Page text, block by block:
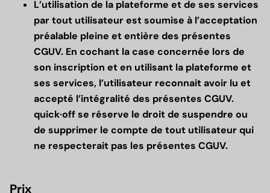
L’utilisation de la plateforme et de ses services
par tout utilisateur est soumise à l’acceptation
préalable pleine et entière des présentes
CGUV. En cochant la case concernée lors de
son inscription et en utilisant la plateforme et
ses services, l’utilisateur reconnait avoir lu et
accepté l’intégralité des présentes CGUV.
quick·off se réserve le droit de suspendre ou
de supprimer le compte de tout utilisateur qui
ne respecterait pas les présentes CGUV.
Prix